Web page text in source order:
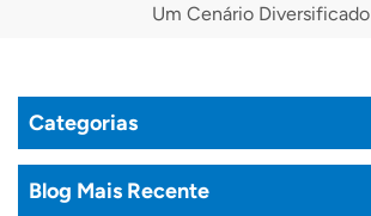
Português(Brasil)
Türkçe
Tiếng Việt
Um Cenário Diversificado
Categorias
Blog Mais Recente